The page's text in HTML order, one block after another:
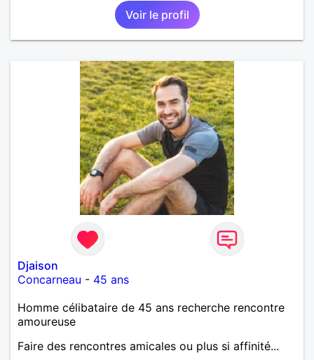
Voir le profil
Djaison
Concarneau - 45 ans
Homme célibataire de 45 ans recherche rencontre
amoureuse
Faire des rencontres amicales ou plus si affinité...